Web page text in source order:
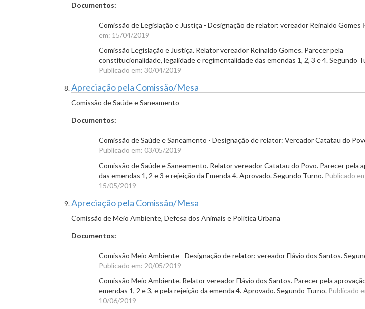
Documentos:
Comissão de Legislação e Justiça - Designação de relator: vereador Reinaldo Gomes
em: 15/04/2019
Comissão Legislação e Justiça. Relator vereador Reinaldo Gomes. Parecer pela
constitucionalidade, legalidade e regimentalidade das emendas 1, 2, 3 e 4. Segundo
Publicado em: 30/04/2019
Apreciação pela Comissão/Mesa
Comissão de Saúde e Saneamento
Documentos:
Comissão de Saúde e Saneamento - Designação de relator: Vereador Catatau do
Publicado em: 03/05/2019
Comissão de Saúde e Saneamento. Relator vereador Catatau do Povo. Parecer pela
das emendas 1, 2 e 3 e rejeição da Emenda 4. Aprovado. Segundo Turno. Publicado
15/05/2019
Apreciação pela Comissão/Mesa
Comissão de Meio Ambiente, Defesa dos Animais e Política Urbana
Documentos:
Comissão Meio Ambiente - Designação de relator: vereador Flávio dos Santos.
Publicado em: 20/05/2019
Comissão Meio Ambiente. Relator vereador Flávio dos Santos. Parecer pela
emendas 1, 2 e 3, e pela rejeição da emenda 4. Aprovado. Segundo Turno. Publicado
10/06/2019